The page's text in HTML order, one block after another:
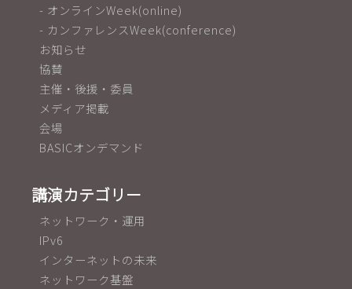
- オンラインWeek(online)
- カンファレンスWeek(conference)
お知らせ
協賛
主催・後援・委員
メディア掲載
会場
BASICオンデマンド
講演カテゴリー
ネットワーク・運用
IPv6
インターネットの未来
ネットワーク基盤